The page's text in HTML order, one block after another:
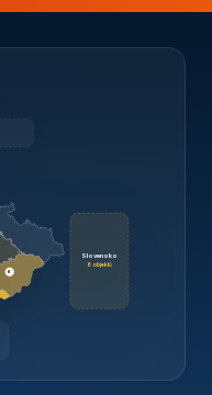
Slovensko
6 objektů
6